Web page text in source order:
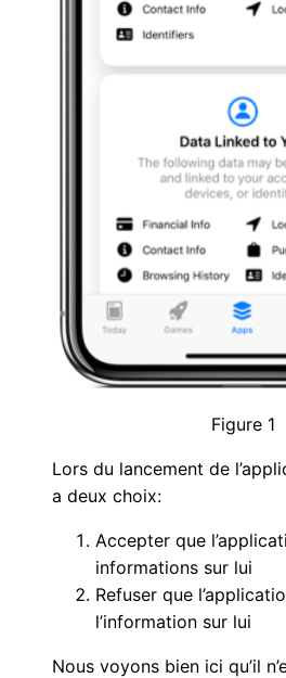
Figure 1
Lors du lancement de
a deux choix:
Accepter que
informations sur lui
Refuser que
l’information sur lui
Nous voyons bien ici qu’il